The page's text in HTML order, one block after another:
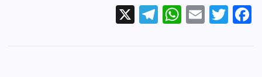
Fa
ce
T
wi
E
m
W
ha
Te
le